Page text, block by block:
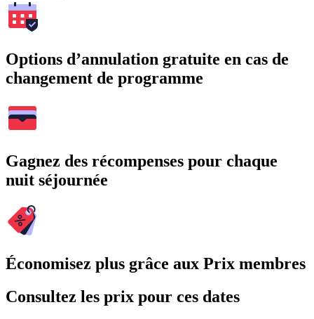
Options d’annulation gratuite en cas de
changement de programme
Gagnez des récompenses pour chaque
nuit séjournée
Économisez plus grâce aux Prix membres
Consultez les prix pour ces dates